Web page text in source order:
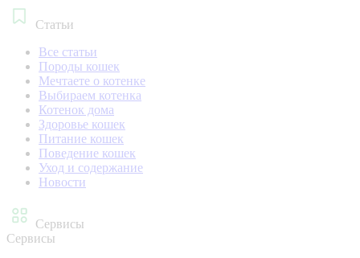
Статьи
Все статьи
Породы кошек
Мечтаете о котенке
Выбираем котенка
Котенок дома
Здоровье кошек
Питание кошек
Поведение кошек
Уход и содержание
Новости
Сервисы
Сервисы